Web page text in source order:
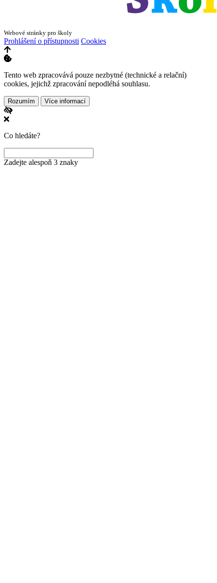
Webové stránky pro školy
Prohlášení o přístupnosti Cookies
Tento web zpracovává pouze nezbytné (technické a relační)
cookies, jejichž zpracování nepodléhá souhlasu.
Rozumím Více informací
Co hledáte?
Zadejte alespoň 3 znaky